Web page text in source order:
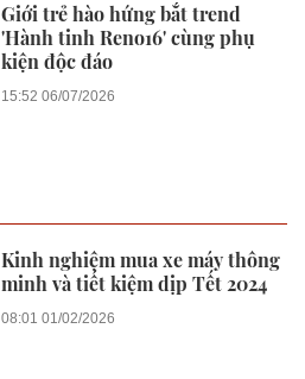
Giới trẻ hào hứng bắt trend
'Hành tinh Reno16' cùng phụ
kiện độc đáo
15:52 06/07/2026
Kinh nghiệm mua xe máy thông
minh và tiết kiệm dịp Tết 2024
08:01 01/02/2026